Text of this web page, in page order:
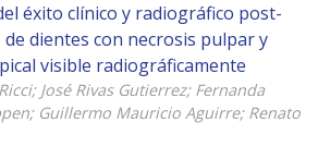
éxito clínico y radiográfico post-
dientes con necrosis pulpar y
visible radiográficamente
José Rivas Gutierrez; Fernanda
Guillermo Mauricio Aguirre; Renato